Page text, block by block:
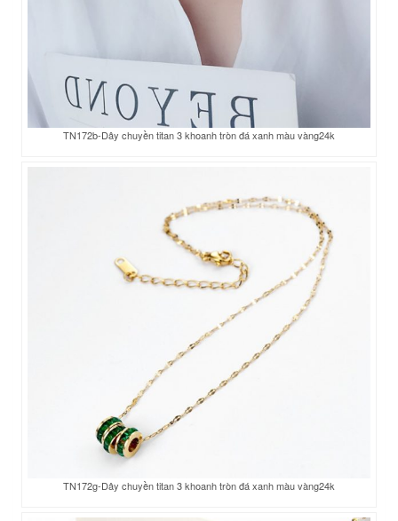
TN172b-Dây chuyền titan 3 khoanh tròn đá xanh màu vàng24k
TN172g-Dây chuyền titan 3 khoanh tròn đá xanh màu vàng24k